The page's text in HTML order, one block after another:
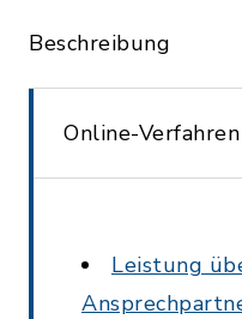
Beschreibung
Online-Verfahren
Leistung